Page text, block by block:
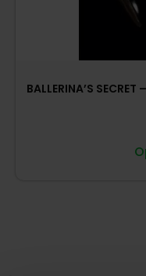
BALLERINA’S